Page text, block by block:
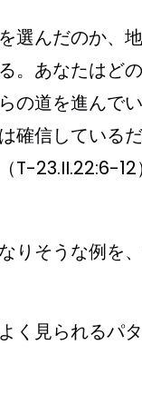
選んだのか、
。あなたはど
の道を進んで
確信している
T-23.II.22:6-12
そうな例を
く見られるパ